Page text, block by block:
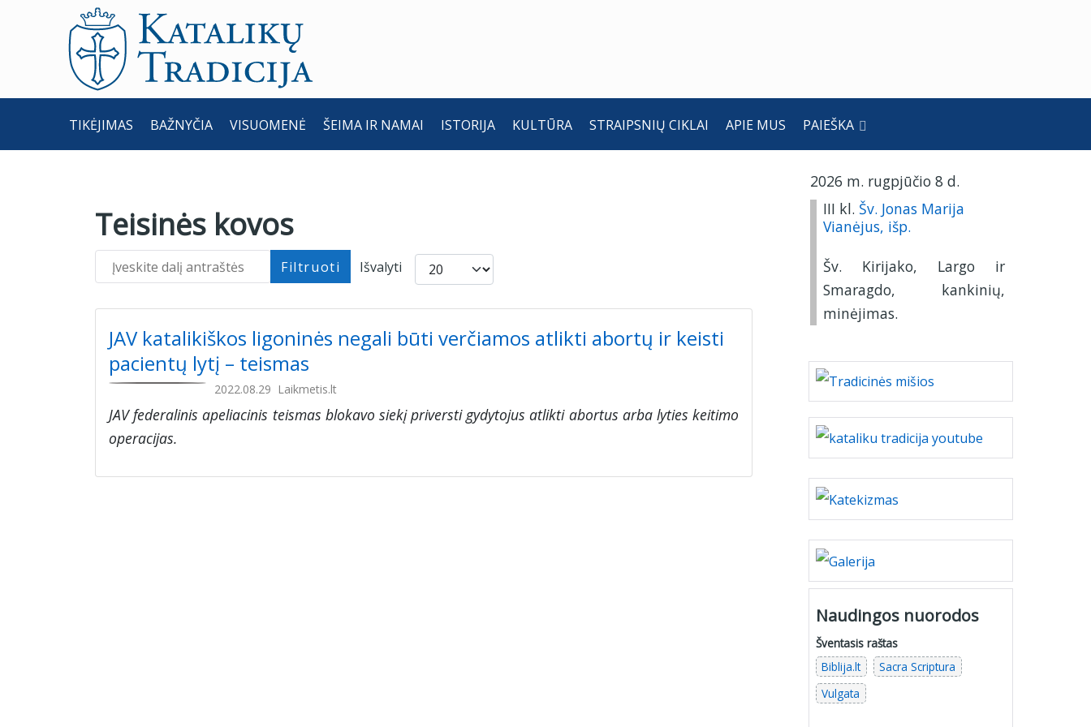
TIKĖJIMAS BAŽNYČIA VISUOMENĖ ŠEIMA IR NAMAI ISTORIJA KULTŪRA STRAIPSNIŲ CIKLAI APIE MUS PAIEŠKA
Teisinės kovos
Įveskite dalį antraštės Filtruoti Išvalyti Rodyti po
JAV katalikiškos ligoninės negali būti verčiamos atlikti abortų ir keisti
pacientų lytį – teismas
2022.08.29 Laikmetis.lt
JAV federalinis apeliacinis teismas blokavo siekį priversti gydytojus atlikti abortus arba lyties keitimo
operacijas.
2026 m. rugpjūčio 8 d.
III kl. Šv. Jonas Marija
Vianėjus, išp.
Šv. Kirijako, Largo ir
Smaragdo, kankinių,
minėjimas.
Naudingos nuorodos
Šventasis raštas
Biblija.lt
Sacra Scriptura
Vulgata